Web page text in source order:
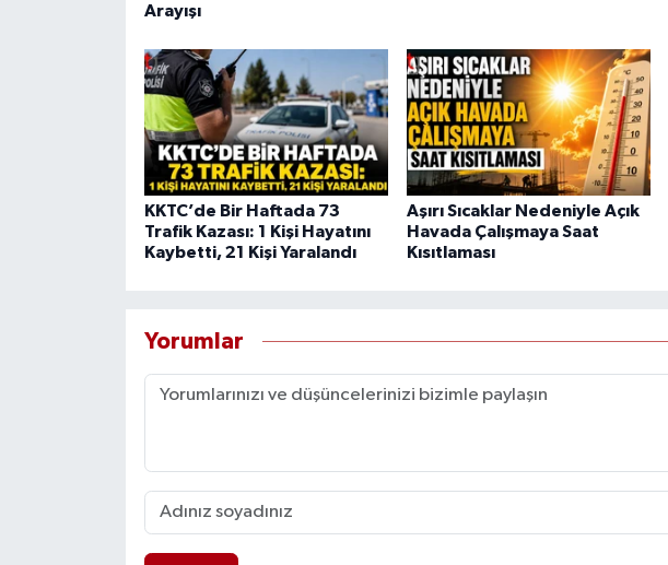
Arayışı
KKTC’de Bir Haftada 73
Trafik Kazası: 1 Kişi Hayatını
Kaybetti, 21 Kişi Yaralandı
Aşırı Sıcaklar Nedeniyle Açık
Havada Çalışmaya Saat
Kısıtlaması
Yorumlar